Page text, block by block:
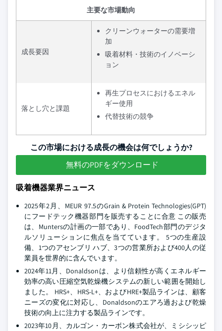
主要な市場動向
成長要因
クリーンウォーターの需要増
加
吸着材料・技術のイノベーシ
ョン
落とし穴と課題
再生プロセスにおけるエネル
ギー使用
代替技術の競争
この市場における成長の機会は何でしょうか?
無料のPDFをダウンロード
吸着機器業界ニュース
2025年2月、MEUR 97.5のGrain & Protein Technologies(GPT)
にフードテック機器部門を販売することに合意 この販売
は、Muntersの計画の一部であり、FoodTech部門のデジタ
ルソリューションに焦点を当てています。 5つの生産設
備、1つのアセンブリ ハブ、3つの営業所および400人の従
業員を世界的に含んでいます。
2024年11月、Donaldsonは、より信頼性が高くエネルギー
効率の高い圧縮空気乾燥機システムの新しい範囲を開始し
ました。 HRS+、HRS-L+、およびHRE+製品ラインは、顧客
ニーズの変化に対応し、Donaldsonのエアろ過および乾燥
技術の向上に注力する製品ラインです。
2023年10月、カルゴン・カーボン株式会社が、ミシシッピ